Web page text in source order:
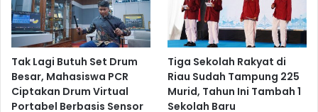
Tak Lagi Butuh Set Drum
Besar, Mahasiswa PCR
Ciptakan Drum Virtual
Portabel Berbasis Sensor
Tiga Sekolah Rakyat di
Riau Sudah Tampung 225
Murid, Tahun Ini Tambah 1
Sekolah Baru